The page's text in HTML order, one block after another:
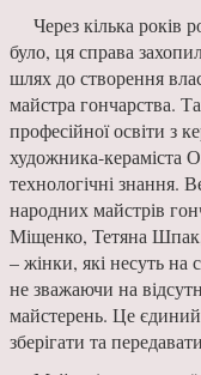
Через кілька
було, ця справа
шлях до створен­ня
майстра гончарства.
професійної освіти з
художника-кераміста
технологічні знання.
народних майстрів
Міщенко, Тетяна
– жін­ки, які несуть на
не зважаючи на
майстерень. Це
збері­гати та